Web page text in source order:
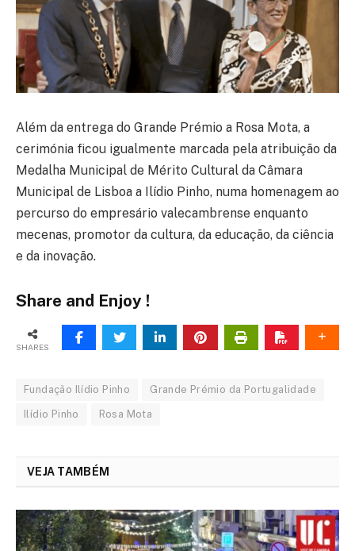
Além da entrega do Grande Prémio a Rosa Mota, a
cerimónia ficou igualmente marcada pela atribuição da
Medalha Municipal de Mérito Cultural da Câmara
Municipal de Lisboa a Ilídio Pinho, numa homenagem ao
percurso do empresário valecambrense enquanto
mecenas, promotor da cultura, da educação, da ciência
e da inovação.
Share and Enjoy !
SHARES
Fundação Ilídio Pinho Grande Prémio da Portugalidade
Ilídio Pinho Rosa Mota
VEJA TAMBÉM